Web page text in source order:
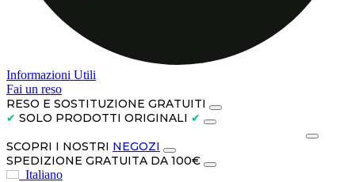
Informazioni Utili
Fai un reso
RESO E SOSTITUZIONE GRATUITI
✔ SOLO PRODOTTI ORIGINALI ✔
SCOPRI I NOSTRI NEGOZI
SPEDIZIONE GRATUITA DA 100€
Italiano